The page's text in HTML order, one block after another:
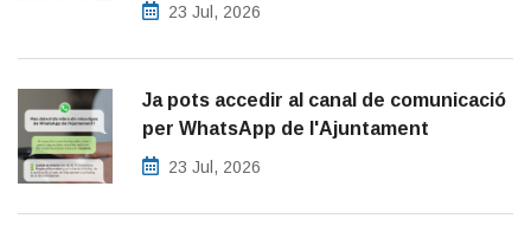
23 Jul, 2026
Ja pots accedir al canal de comunicació
per WhatsApp de l'Ajuntament
23 Jul, 2026